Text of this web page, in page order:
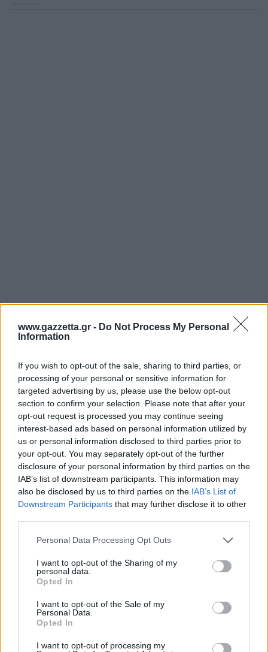
www.gazzetta.gr - Do Not Process My Personal
Information
If you wish to opt-out of the sale, sharing to third parties, or
processing of your personal or sensitive information for
targeted advertising by us, please use the below opt-out
section to confirm your selection. Please note that after your
opt-out request is processed you may continue seeing
interest-based ads based on personal information utilized by
us or personal information disclosed to third parties prior to
your opt-out. You may separately opt-out of the further
disclosure of your personal information by third parties on the
IAB’s list of downstream participants. This information may
also be disclosed by us to third parties on the IAB’s List of
Downstream Participants that may further disclose it to other
Please note that this website/app uses one or more Google
not limited to your visit or usage behaviour. You may click to
grant or deny consent to Google and its third-party tags to
use your data for below specified purposes in below Google
consent section.
Personal Data Processing Opt Outs
I want to opt-out of the Sharing of my
personal data.
Opted In
I want to opt-out of the Sale of my
Personal Data.
Opted In
I want to opt-out of processing my
Παρί Σεν Ζερμέν
Η ανακοίνωση της Χάποελ Τελ Αβίβ
«Η Χάποελ Τελ Αβίβ ανακοινώνει με ιδιαίτερη
χαρά την απόκτηση του Αμερικανού φόργουορντ
Αμίρ Κόφεϊ, ο οποίος υπέγραψε μονοετές
συμβόλαιο συνεργασίας έως το τέλος της
αγωνιστικής περιόδου 2026/27.
Ο Κόφεϊ (29 ετών, 2,01 μ.) εντάσσεται στη Χάποελ
Milwaukee Bucks και Phoenix Suns. Κατά τη
διάρκεια της παρουσίας του στο κορυφαίο
πρωτάθλημα του κόσμου, απέκτησε σημαντικές
και πολυδιάστατος φόργουορντ»